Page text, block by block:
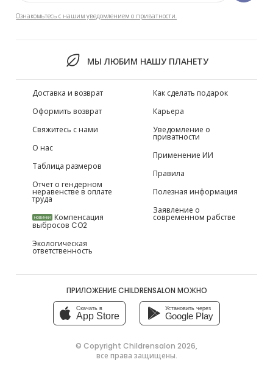
Ознакомьтесь с нашим уведомлением о приватности.
МЫ ЛЮБИМ НАШУ ПЛАНЕТУ
Доставка и возврат
Оформить возврат
Свяжитесь с нами
О нас
Таблица размеров
Отчет о гендерном
неравенстве в оплате
труда
НОВИНКИ Компенсация
выбросов CO2
Экологическая
ответственность
Как сделать подарок
Карьера
Уведомление о
приватности
Применение ИИ
Правила
Полезная информация
Заявление о
современном рабстве
ПРИЛОЖЕНИЕ CHILDRENSALON МОЖНО
Скачать в
App Store
Установить через
Google Play
© Copyright Childrensalon 2026,
все права защищены.